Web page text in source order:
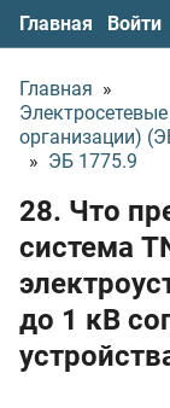
Главная Войти
Главная »
организации)
» ЭБ 1775.9
28. Что
система
до 1 кВ